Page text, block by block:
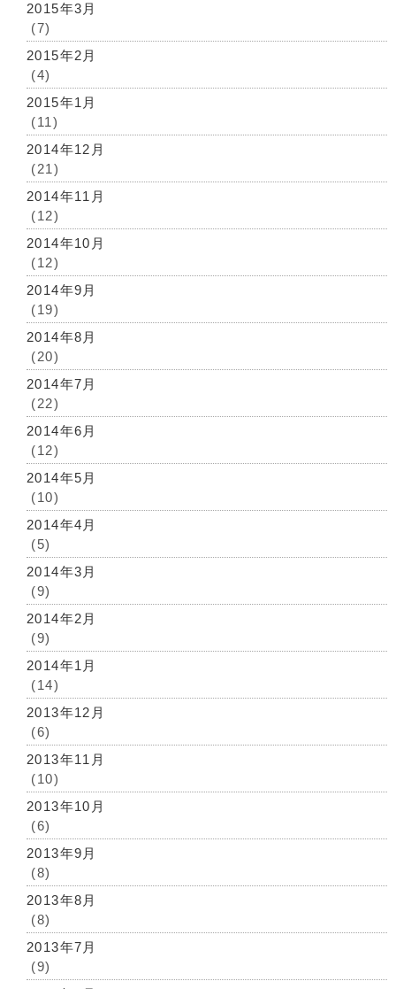
2015年3月
(7)
2015年2月
(4)
2015年1月
(11)
2014年12月
(21)
2014年11月
(12)
2014年10月
(12)
2014年9月
(19)
2014年8月
(20)
2014年7月
(22)
2014年6月
(12)
2014年5月
(10)
2014年4月
(5)
2014年3月
(9)
2014年2月
(9)
2014年1月
(14)
2013年12月
(6)
2013年11月
(10)
2013年10月
(6)
2013年9月
(8)
2013年8月
(8)
2013年7月
(9)